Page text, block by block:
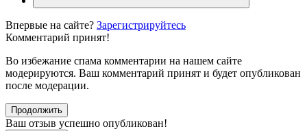
Впервые на сайте? Зарегистрируйтесь
Комментарий принят!
Во избежание спама комментарии на нашем сайте
модерируются. Ваш комментарий принят и будет опубликован
после модерации.
Продолжить
Ваш отзыв успешно опубликован!